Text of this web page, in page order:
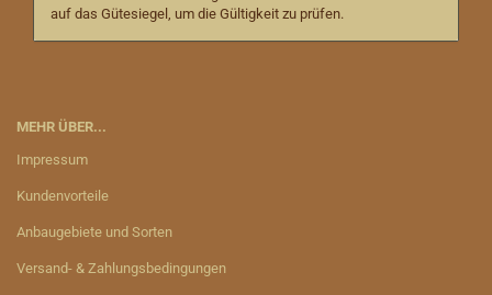
auf das Gütesiegel, um die Gültigkeit zu prüfen.
MEHR ÜBER...
Impressum
Kundenvorteile
Anbaugebiete und Sorten
Versand- & Zahlungsbedingungen